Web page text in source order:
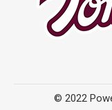
© 2022